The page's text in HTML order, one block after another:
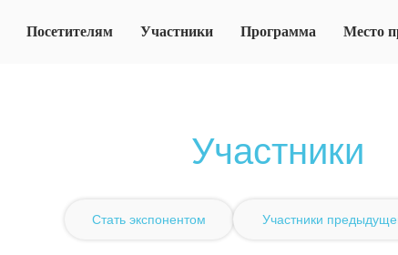
Посетителям Участники Программа Место
Участники
Стать экспонентом Участники